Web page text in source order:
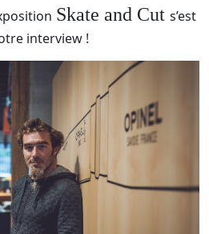
Skate and Cut s’est
interview !